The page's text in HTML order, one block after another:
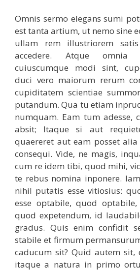
Omnis sermo elegans sumi
est tanta artium, ut nemo sine
ullam rem illustriorem
accedere. Atque omnia
cuiuscumque modi sint,
duci vero maiorum rerum
cupiditatem scientiae
putandum. Qua tu etiam
numquam. Eam tum adesse,
absit; Itaque si aut
quaereret aut eam posset
consequi. Vide, ne magis,
cum re idem tibi, quod mihi,
te rebus nomina inponere.
nihil putatis esse vitiosius:
esse optabile, quod
quod expetendum, id
gradus. Quis enim confidit
stabile et firmum
caducum sit? Quid autem sit,
itaque a natura in primo